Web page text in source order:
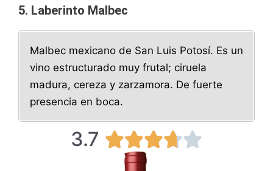
5. Laberinto Malbec
Malbec mexicano de San Luis Potosí. Es un
vino estructurado muy frutal; ciruela
madura, cereza y zarzamora. De fuerte
presencia en boca.
3.7 